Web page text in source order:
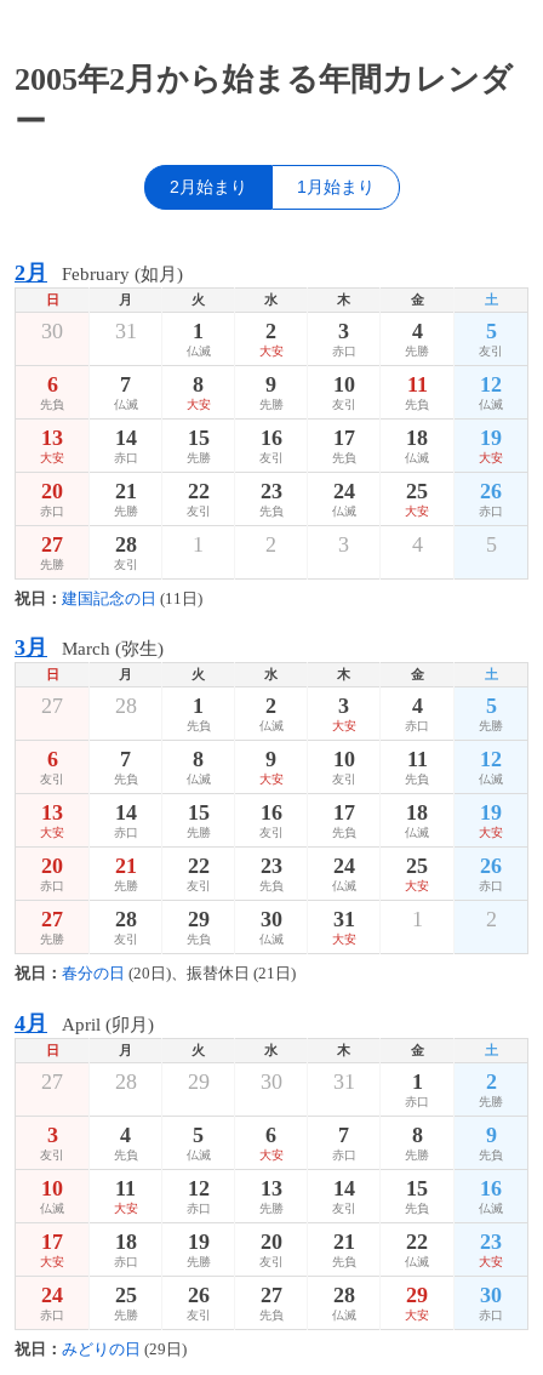
2005年2月から始まる年間カレンダ
ー
2月始まり 1月始まり
2月 February (如月)
日 月 火 水 木 金 土
30 31 1
仏滅
2
大安
3
赤口
4
先勝
5
友引
6
先負
7
仏滅
8
大安
9
先勝
10
友引
11
先負
12
仏滅
13
大安
14
赤口
15
先勝
16
友引
17
先負
18
仏滅
19
大安
20
赤口
21
先勝
22
友引
23
先負
24
仏滅
25
大安
26
赤口
27
先勝
28
友引
1 2 3 4 5
祝日： 建国記念の日 (11日)
3月 March (弥生)
日 月 火 水 木 金 土
27 28 1
先負
2
仏滅
3
大安
4
赤口
5
先勝
6
友引
7
先負
8
仏滅
9
大安
10
友引
11
先負
12
仏滅
13
大安
14
赤口
15
先勝
16
友引
17
先負
18
仏滅
19
大安
20
赤口
21
先勝
22
友引
23
先負
24
仏滅
25
大安
26
赤口
27
先勝
28
友引
29
先負
30
仏滅
31
大安
1 2
祝日： 春分の日 (20日)、振替休日 (21日)
4月 April (卯月)
日 月 火 水 木 金 土
27 28 29 30 31 1
赤口
2
先勝
3
友引
4
先負
5
仏滅
6
大安
7
赤口
8
先勝
9
先負
10
仏滅
11
大安
12
赤口
13
先勝
14
友引
15
先負
16
仏滅
17
大安
18
赤口
19
先勝
20
友引
21
先負
22
仏滅
23
大安
24
赤口
25
先勝
26
友引
27
先負
28
仏滅
29
大安
30
赤口
祝日： みどりの日 (29日)